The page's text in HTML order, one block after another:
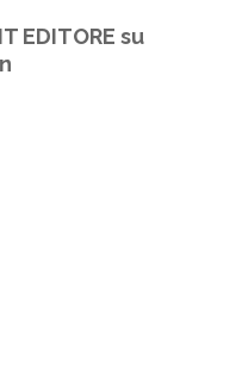
EDITORE su